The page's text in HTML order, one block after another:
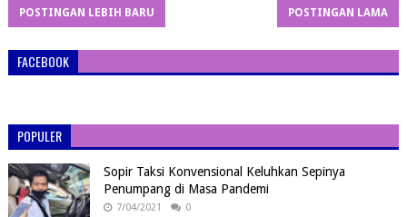
POSTINGAN LEBIH BARU POSTINGAN LAMA
FACEBOOK
POPULER
Sopir Taksi Konvensional Keluhkan Sepinya
Penumpang di Masa Pandemi
7/04/2021 0